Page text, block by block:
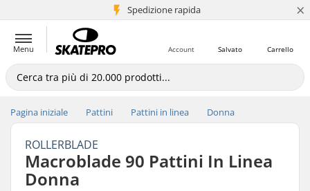
Spedizione rapida
+5 mln di clienti ×
Menu Carrello
Salvato
Account
Pagina iniziale Pattini Pattini in linea Donna
ROLLERBLADE
Macroblade 90 Pattini In Linea
Donna